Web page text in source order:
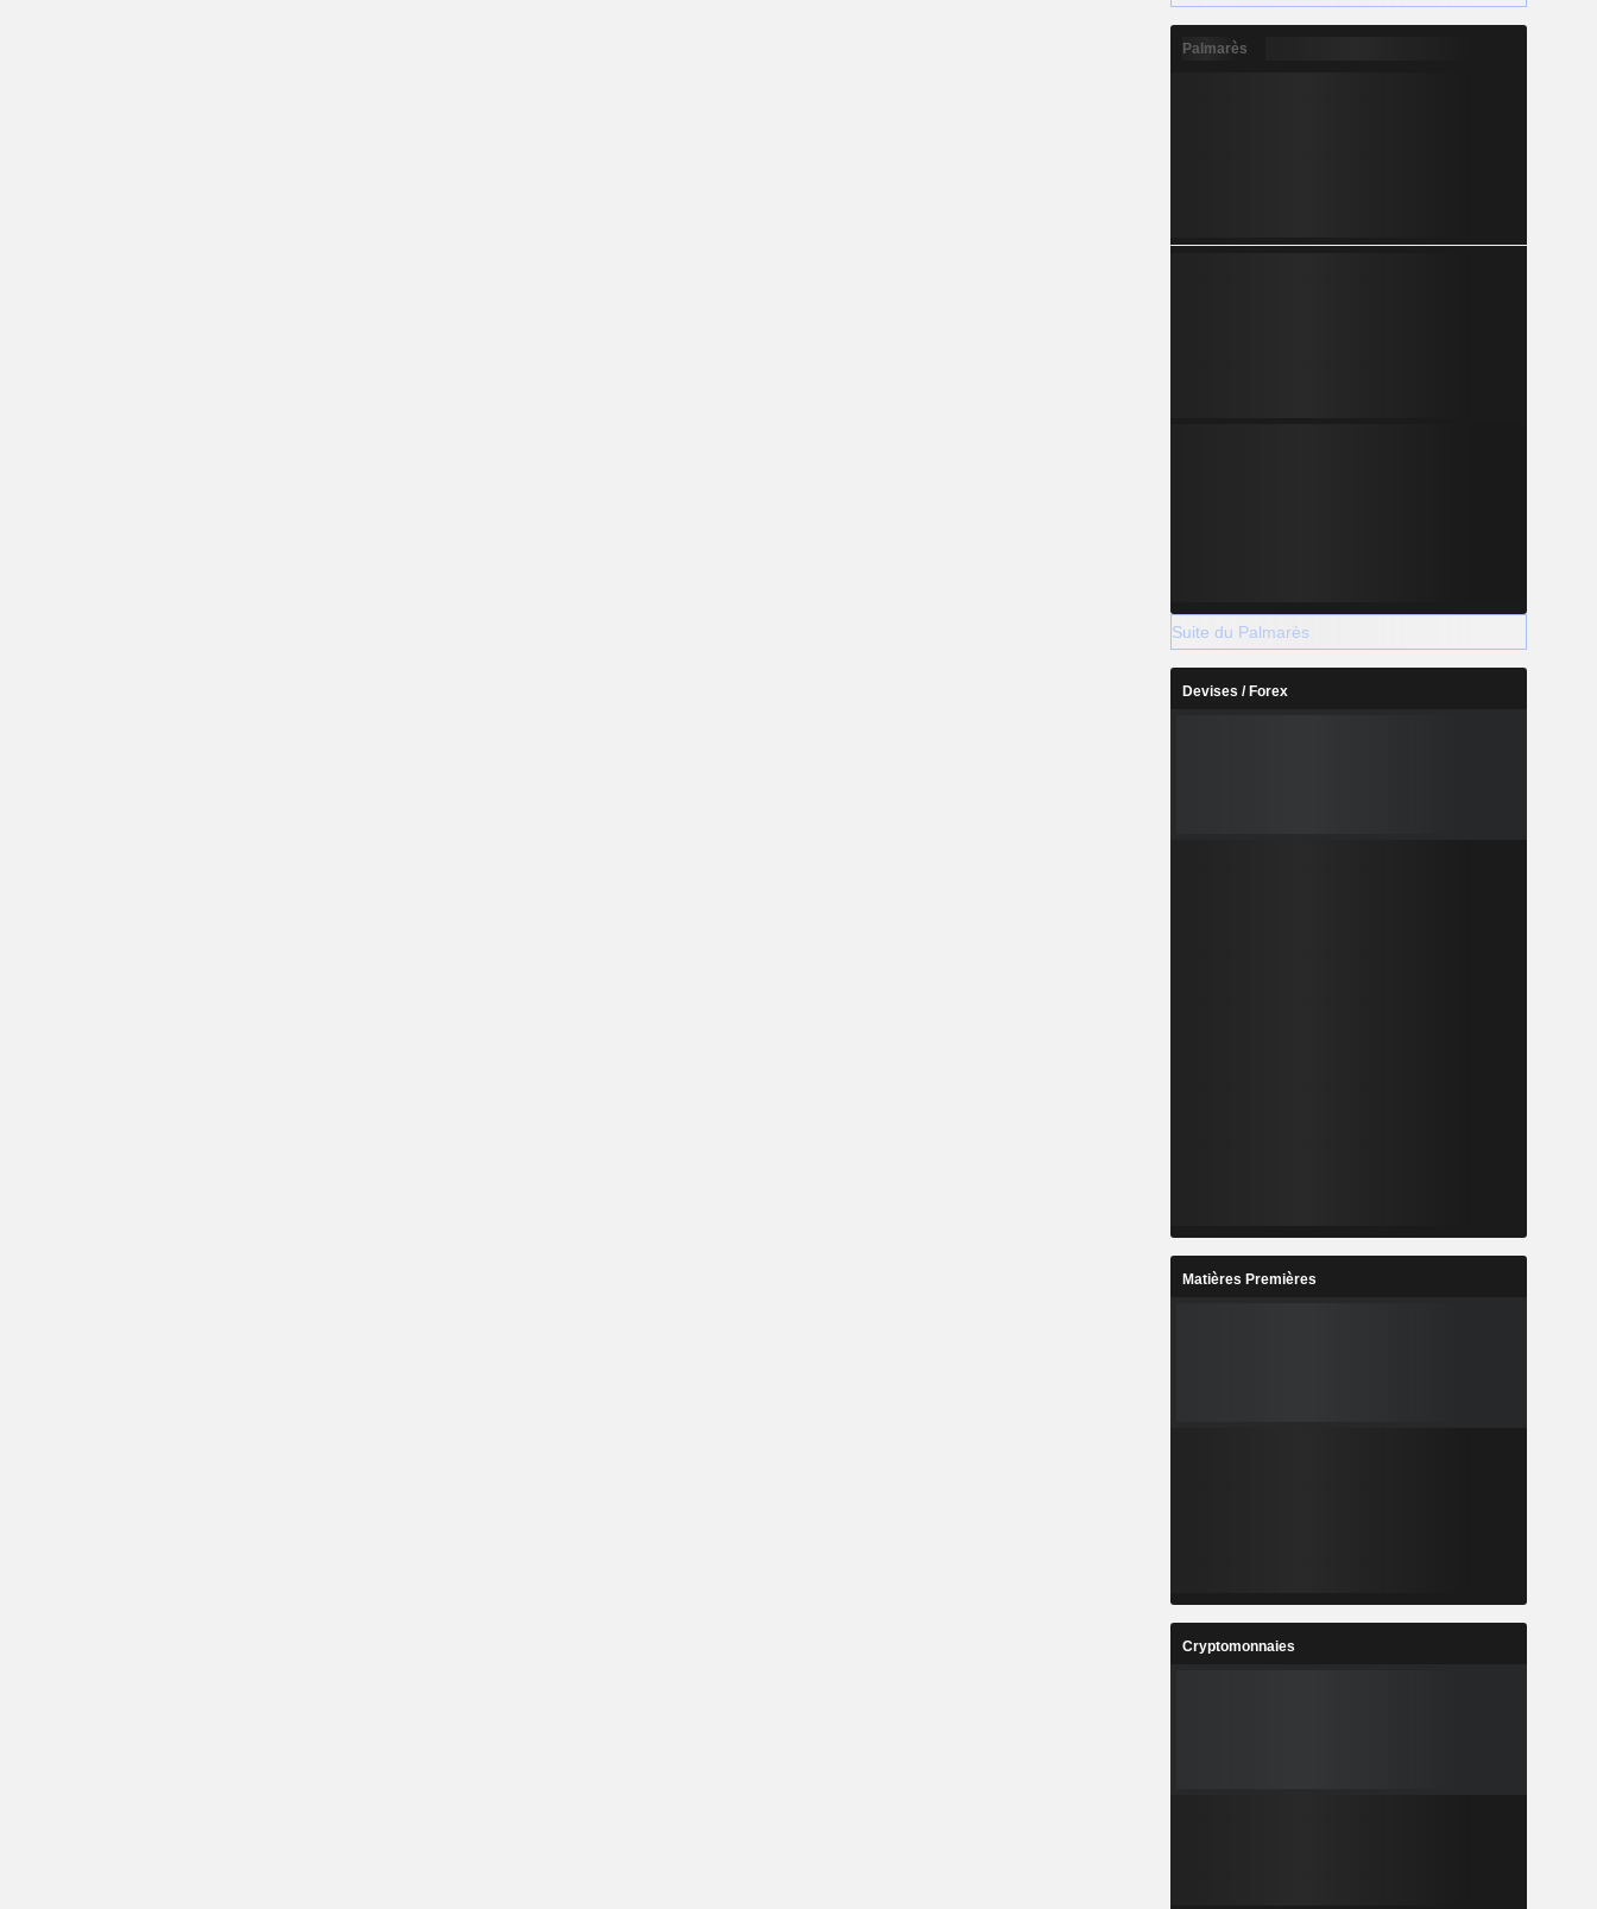
Palmarès
Suite du Palmarès
Devises / Forex
Matières Premières
Cryptomonnaies